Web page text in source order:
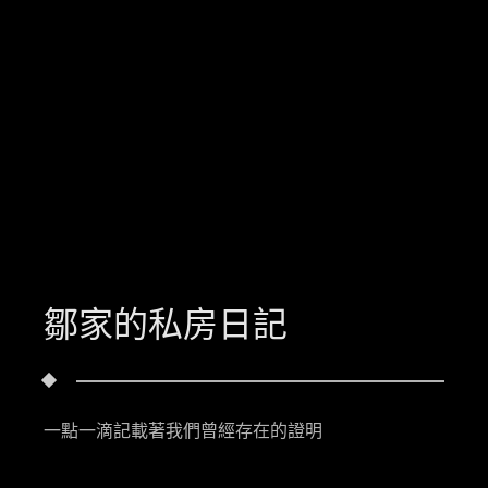
鄒家的私房日記
一點一滴記載著我們曾經存在的證明